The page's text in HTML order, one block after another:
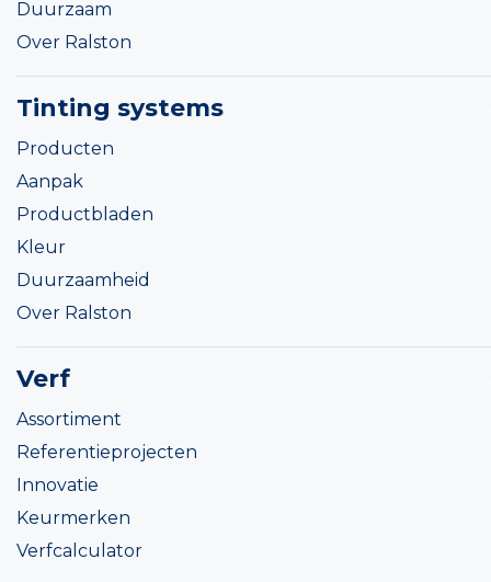
Duurzaam
Over Ralston
Tinting systems
Producten
Aanpak
Productbladen
Kleur
Duurzaamheid
Over Ralston
Verf
Assortiment
Referentieprojecten
Innovatie
Keurmerken
Verfcalculator